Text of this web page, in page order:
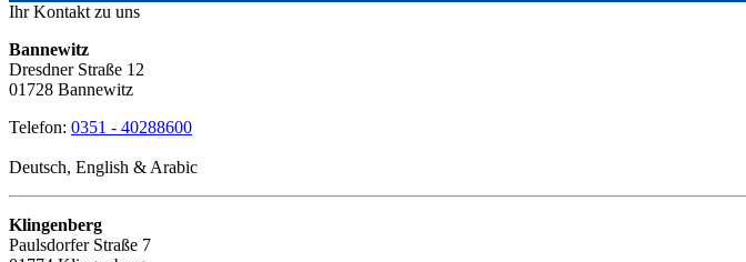
Ihr Kontakt zu uns
Bannewitz
Dresdner Straße 12
01728 Bannewitz
Telefon: 0351 - 40288600
Deutsch, English & Arabic
Klingenberg
Paulsdorfer Straße 7